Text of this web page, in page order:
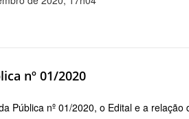
nº 01/2020
Pública nº 01/2020, o Edital e a